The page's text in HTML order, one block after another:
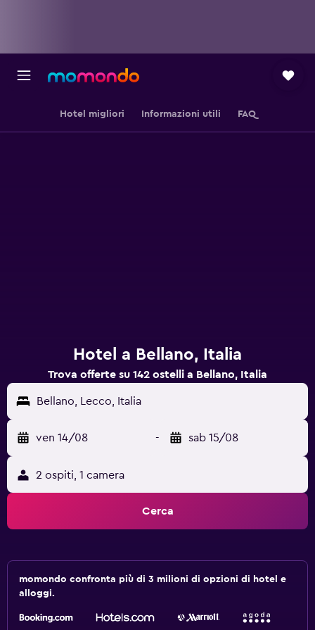
Hotel migliori Informazioni utili FAQ
Hotel a Bellano, Italia
Trova offerte su 142 ostelli a Bellano, Italia
Bellano, Lecco, Italia
ven 14/08 - sab 15/08
2 ospiti, 1 camera
Cerca
momondo confronta più di 3 milioni di opzioni di hotel e
alloggi.